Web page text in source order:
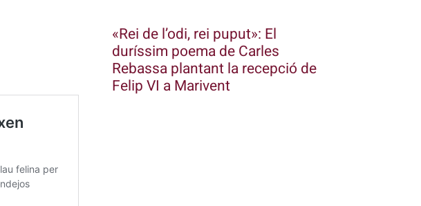
«Rei de l’odi, rei puput»: El
duríssim poema de Carles
Rebassa plantant la recepció de
Felip VI a Marivent